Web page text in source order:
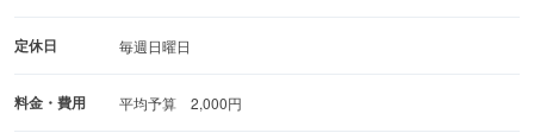
切承り中！
定休日 毎週日曜日
料金・費用 平均予算 2,000円